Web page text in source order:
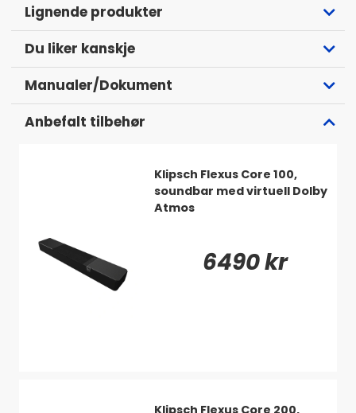
Del av Klipsch Flexus-serien
som Klipsch tagit fram i nära samarbete med
syskonföretaget Onkyo. Denna serie har klarat över 1
000 rigorösa tester för att säkerställa fantastisk
Lignende produkter
Du liker kanskje
Manualer/Dokument
Anbefalt tilbehør
Klipsch Flexus Core 100,
soundbar med virtuell Dolby
Atmos
6490 kr